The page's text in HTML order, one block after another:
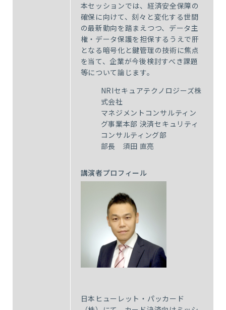
本セッションでは、経済安全保障の
確保に向けて、刻々と変化する世間
の最新動向を踏まえつつ、データ主
権・データ保護を担保するうえで肝
となる暗号化と鍵管理の技術に焦点
を当て、企業が今後検討すべき課題
等について論じます。
NRIセキュアテクノロジーズ株
式会社
マネジメントコンサルティン
グ事業本部 決済セキュリティ
コンサルティング部
部長 須田 直亮
講演者プロフィール
日本ヒューレット・パッカード